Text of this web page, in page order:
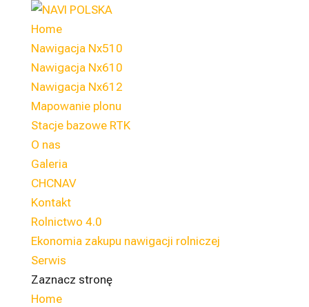
Home
Nawigacja Nx510
Nawigacja Nx610
Nawigacja Nx612
Mapowanie plonu
Stacje bazowe RTK
O nas
Galeria
CHCNAV
Kontakt
Rolnictwo 4.0
Ekonomia zakupu nawigacji rolniczej
Serwis
Zaznacz stronę
Home